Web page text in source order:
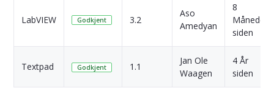
LabVIEW Godkjent 3.2
Aso
Amedyan
8
Måneder
siden
Textpad Godkjent 1.1
Jan Ole
Waagen
4 År
siden